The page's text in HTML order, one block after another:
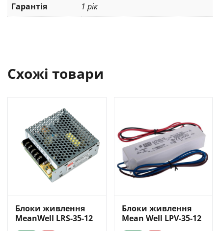
Гарантія
1 рік
Схожі товари
Блоки живлення
MeanWell LRS-35-12
Блоки живлення
Mean Well LPV-35-12